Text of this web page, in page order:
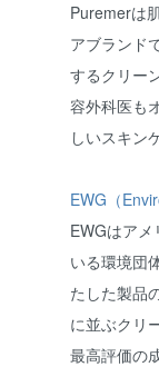
Puremerは
アブランド
するクリー
容外科医も
しいスキン
EWG（
EWGはア
いる環境団
たした製品
に並ぶクリ
最高評価の